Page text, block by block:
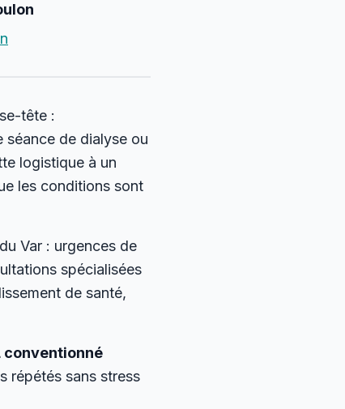
tête :
séance de dialyse ou
logistique à un
les conditions sont
Var : urgences de
spécialisées
de santé,
conventionné
répétés sans stress